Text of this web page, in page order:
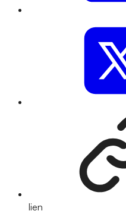
lien